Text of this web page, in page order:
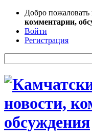
Добро пожаловать
комментарии,
Войти
Регистрация